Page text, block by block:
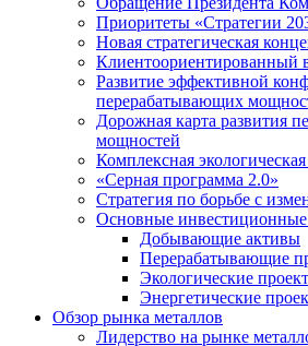
Приоритеты «Стратегии
Новая стратегическая
Клиентоориентированный
Развитие эффективной
перерабатывающих
Дорожная карта развития
мощностей
Комплексная
«Серная программа 2.0»
Стратегия по борьбе с
Основные
Добывающие активы
Перерабатывающие
Экологические
Энергетические
Обзор рынка металлов
Лидерство на рынке